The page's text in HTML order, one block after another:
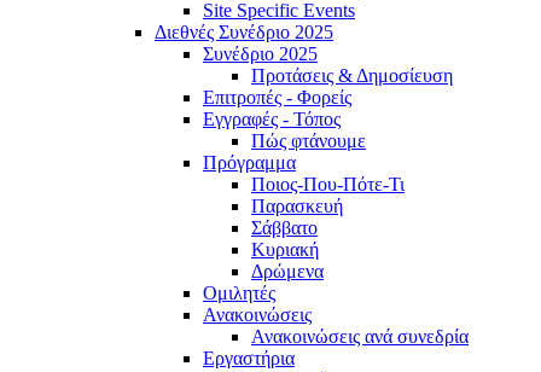
Site Specific Events
Διεθνές Συνέδριο 2025
Συνέδριο 2025
Προτάσεις & Δημοσίευση
Επιτροπές - Φορείς
Εγγραφές - Τόπος
Πώς φτάνουμε
Πρόγραμμα
Ποιος-Που-Πότε-Τι
Παρασκευή
Σάββατο
Κυριακή
Δρώμενα
Ομιλητές
Ανακοινώσεις
Ανακοινώσεις ανά συνεδρία
Εργαστήρια